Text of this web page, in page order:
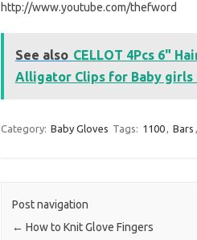
http://www.youtube.com/thefword
See also CELLOT 4Pcs 6"
Alligator Clips for Baby girls
Category: Baby Gloves Tags: 1100, Bars ,
Post navigation
← How to Knit Glove Fingers